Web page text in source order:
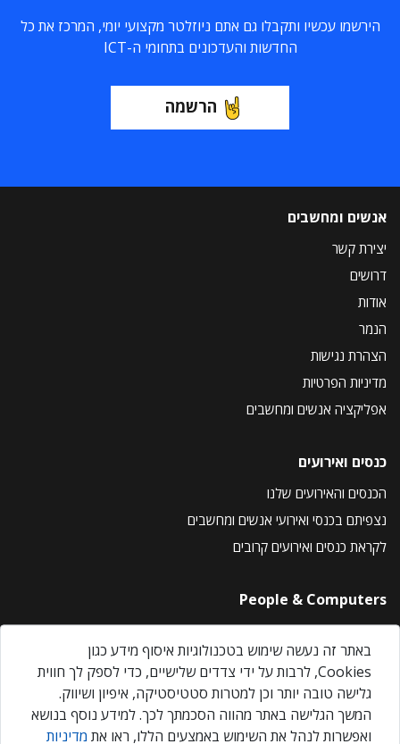
הירשמו עכשיו ותקבלו גם אתם ניוזלטר מקצועי יומי, המרכז את כל
החדשות והעדכונים בתחומי ה-ICT
הרשמה
אנשים ומחשבים
יצירת קשר
דרושים
אודות
הנמר
הצהרת נגישות
מדיניות הפרטיות
אפליקציה אנשים ומחשבים
כנסים ואירועים
הכנסים והאירועים שלנו
נצפיתם בכנסי ואירועי אנשים ומחשבים
לקראת כנסים ואירועים קרובים
People & Computers
About Us
Privacy Policy
Contact Us
Our Events
באתר זה נעשה שימוש בטכנולוגיות איסוף מידע כגון
Cookies, לרבות על ידי צדדים שלישיים, כדי לספק לך חווית
גלישה טובה יותר וכן למטרות סטטיסטיקה, איפיון ושיווק.
המשך הגלישה באתר מהווה הסכמתך לכך. למידע נוסף בנושא
ואפשרות לנהל את השימוש באמצעים הללו, ראו את מדיניות